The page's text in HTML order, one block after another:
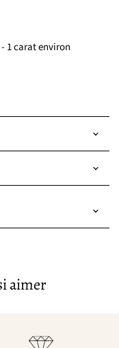
1 carat environ
aimer